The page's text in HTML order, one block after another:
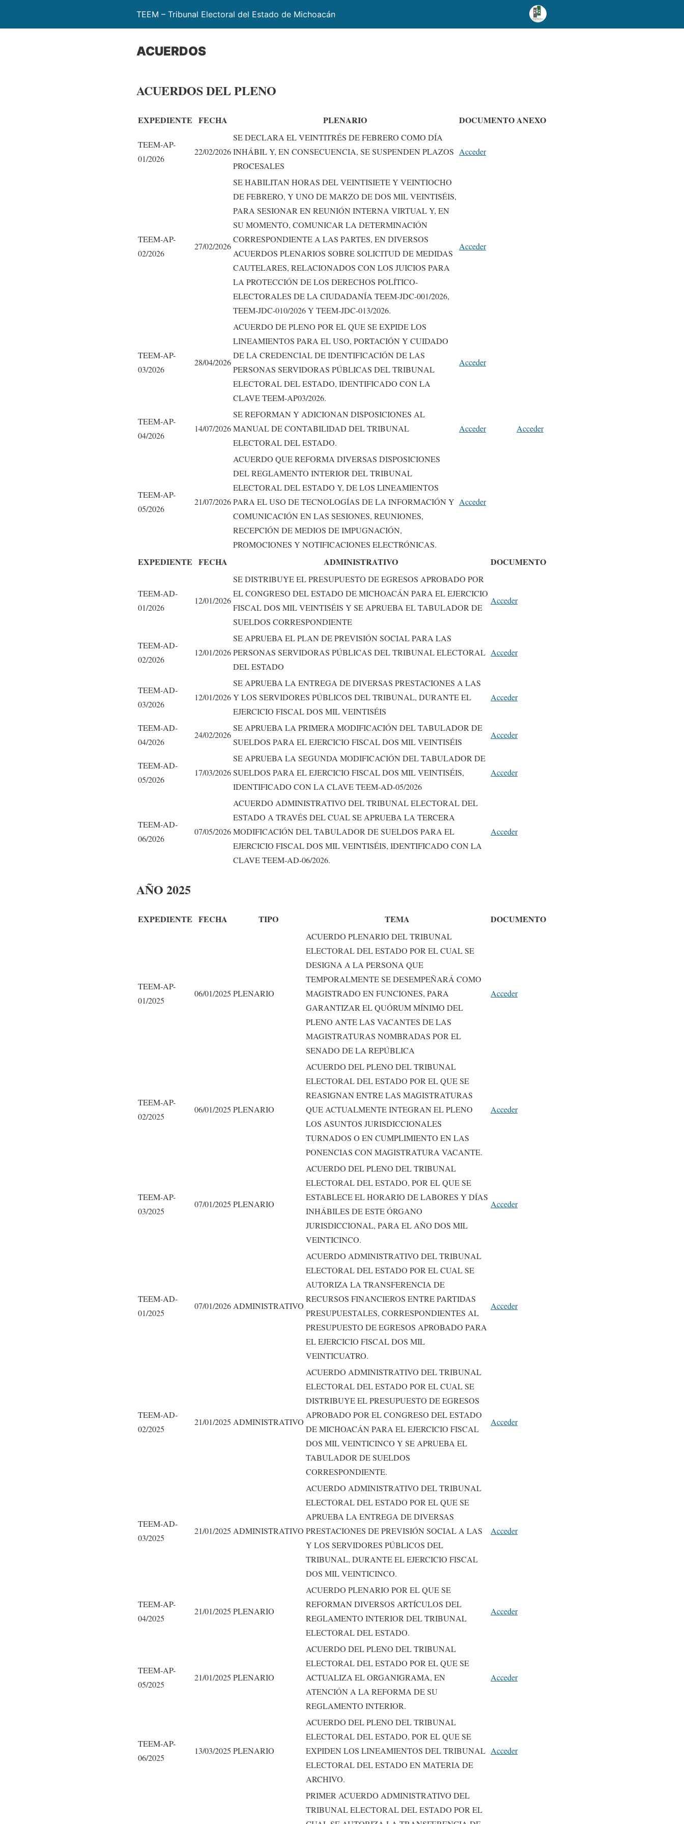
TEEM – Tribunal Electoral del Estado de Michoacán
ACUERDOS
ACUERDOS DEL PLENO
EXPEDIENTE FECHA PLENARIO DOCUMENTOANEXO
TEEM-AP-
01/2026
22/02/2026
SE DECLARA EL VEINTITRÉS DE FEBRERO COMO DÍA
INHÁBIL Y, EN CONSECUENCIA, SE SUSPENDEN PLAZOS
PROCESALES
Acceder
TEEM-AP-
02/2026
27/02/2026
SE HABILITAN HORAS DEL VEINTISIETE Y VEINTIOCHO
DE FEBRERO, Y UNO DE MARZO DE DOS MIL VEINTISÉIS,
PARA SESIONAR EN REUNIÓN INTERNA VIRTUAL Y, EN
SU MOMENTO, COMUNICAR LA DETERMINACIÓN
CORRESPONDIENTE A LAS PARTES, EN DIVERSOS
ACUERDOS PLENARIOS SOBRE SOLICITUD DE MEDIDAS
CAUTELARES, RELACIONADOS CON LOS JUICIOS PARA
LA PROTECCIÓN DE LOS DERECHOS POLÍTICO-
ELECTORALES DE LA CIUDADANÍA TEEM-JDC-001/2026,
TEEM-JDC-010/2026 Y TEEM-JDC-013/2026.
Acceder
TEEM-AP-
03/2026
28/04/2026
ACUERDO DE PLENO POR EL QUE SE EXPIDE LOS
LINEAMIENTOS PARA EL USO, PORTACIÓN Y CUIDADO
DE LA CREDENCIAL DE IDENTIFICACIÓN DE LAS
PERSONAS SERVIDORAS PÚBLICAS DEL TRIBUNAL
ELECTORAL DEL ESTADO, IDENTIFICADO CON LA
CLAVE TEEM-AP03/2026.
Acceder
TEEM-AP-
04/2026
14/07/2026
SE REFORMAN Y ADICIONAN DISPOSICIONES AL
MANUAL DE CONTABILIDAD DEL TRIBUNAL
ELECTORAL DEL ESTADO.
Acceder Acceder
TEEM-AP-
05/2026
21/07/2026
ACUERDO QUE REFORMA DIVERSAS DISPOSICIONES
DEL REGLAMENTO INTERIOR DEL TRIBUNAL
ELECTORAL DEL ESTADO Y, DE LOS LINEAMIENTOS
PARA EL USO DE TECNOLOGÍAS DE LA INFORMACIÓN Y
COMUNICACIÓN EN LAS SESIONES, REUNIONES,
RECEPCIÓN DE MEDIOS DE IMPUGNACIÓN,
PROMOCIONES Y NOTIFICACIONES ELECTRÓNICAS.
Acceder
EXPEDIENTE FECHA ADMINISTRATIVO DOCUMENTO
TEEM-AD-
01/2026
12/01/2026
SE DISTRIBUYE EL PRESUPUESTO DE EGRESOS APROBADO POR
EL CONGRESO DEL ESTADO DE MICHOACÁN PARA EL EJERCICIO
FISCAL DOS MIL VEINTISÉIS Y SE APRUEBA EL TABULADOR DE
SUELDOS CORRESPONDIENTE
Acceder
TEEM-AD-
02/2026
12/01/2026
SE APRUEBA EL PLAN DE PREVISIÓN SOCIAL PARA LAS
PERSONAS SERVIDORAS PÚBLICAS DEL TRIBUNAL ELECTORAL
DEL ESTADO
Acceder
TEEM-AD-
03/2026
12/01/2026
SE APRUEBA LA ENTREGA DE DIVERSAS PRESTACIONES A LAS
Y LOS SERVIDORES PÚBLICOS DEL TRIBUNAL, DURANTE EL
EJERCICIO FISCAL DOS MIL VEINTISÉIS
Acceder
TEEM-AD-
04/2026
24/02/2026
SE APRUEBA LA PRIMERA MODIFICACIÓN DEL TABULADOR DE
SUELDOS PARA EL EJERCICIO FISCAL DOS MIL VEINTISÉIS
Acceder
TEEM-AD-
05/2026
17/03/2026
SE APRUEBA LA SEGUNDA MODIFICACIÓN DEL TABULADOR DE
SUELDOS PARA EL EJERCICIO FISCAL DOS MIL VEINTISÉIS,
IDENTIFICADO CON LA CLAVE TEEM-AD-05/2026
Acceder
TEEM-AD-
06/2026
07/05/2026
ACUERDO ADMINISTRATIVO DEL TRIBUNAL ELECTORAL DEL
ESTADO A TRAVÉS DEL CUAL SE APRUEBA LA TERCERA
MODIFICACIÓN DEL TABULADOR DE SUELDOS PARA EL
EJERCICIO FISCAL DOS MIL VEINTISÉIS, IDENTIFICADO CON LA
CLAVE TEEM-AD-06/2026.
Acceder
AÑO 2025
EXPEDIENTE FECHA TIPO TEMA DOCUMENTO
TEEM-AP-
01/2025
06/01/2025 PLENARIO
ACUERDO PLENARIO DEL TRIBUNAL
ELECTORAL DEL ESTADO POR EL CUAL SE
DESIGNA A LA PERSONA QUE
TEMPORALMENTE SE DESEMPEÑARÁ COMO
MAGISTRADO EN FUNCIONES, PARA
GARANTIZAR EL QUÓRUM MÍNIMO DEL
PLENO ANTE LAS VACANTES DE LAS
MAGISTRATURAS NOMBRADAS POR EL
SENADO DE LA REPÚBLICA
Acceder
TEEM-AP-
02/2025
06/01/2025 PLENARIO
ACUERDO DEL PLENO DEL TRIBUNAL
ELECTORAL DEL ESTADO POR EL QUE SE
REASIGNAN ENTRE LAS MAGISTRATURAS
QUE ACTUALMENTE INTEGRAN EL PLENO
LOS ASUNTOS JURISDICCIONALES
TURNADOS O EN CUMPLIMIENTO EN LAS
PONENCIAS CON MAGISTRATURA VACANTE.
Acceder
TEEM-AP-
03/2025
07/01/2025 PLENARIO
ACUERDO DEL PLENO DEL TRIBUNAL
ELECTORAL DEL ESTADO, POR EL QUE SE
ESTABLECE EL HORARIO DE LABORES Y DÍAS
INHÁBILES DE ESTE ÓRGANO
JURISDICCIONAL, PARA EL AÑO DOS MIL
VEINTICINCO.
Acceder
TEEM-AD-
01/2025
07/01/2026 ADMINISTRATIVO
ACUERDO ADMINISTRATIVO DEL TRIBUNAL
ELECTORAL DEL ESTADO POR EL CUAL SE
AUTORIZA LA TRANSFERENCIA DE
RECURSOS FINANCIEROS ENTRE PARTIDAS
PRESUPUESTALES, CORRESPONDIENTES AL
PRESUPUESTO DE EGRESOS APROBADO PARA
EL EJERCICIO FISCAL DOS MIL
VEINTICUATRO.
Acceder
TEEM-AD-
02/2025
21/01/2025 ADMINISTRATIVO
ACUERDO ADMINISTRATIVO DEL TRIBUNAL
ELECTORAL DEL ESTADO POR EL CUAL SE
DISTRIBUYE EL PRESUPUESTO DE EGRESOS
APROBADO POR EL CONGRESO DEL ESTADO
DE MICHOACÁN PARA EL EJERCICIO FISCAL
DOS MIL VEINTICINCO Y SE APRUEBA EL
TABULADOR DE SUELDOS
CORRESPONDIENTE.
Acceder
TEEM-AD-
03/2025
21/01/2025 ADMINISTRATIVO
ACUERDO ADMINISTRATIVO DEL TRIBUNAL
ELECTORAL DEL ESTADO POR EL QUE SE
APRUEBA LA ENTREGA DE DIVERSAS
PRESTACIONES DE PREVISIÓN SOCIAL A LAS
Y LOS SERVIDORES PÚBLICOS DEL
TRIBUNAL, DURANTE EL EJERCICIO FISCAL
DOS MIL VEINTICINCO.
Acceder
TEEM-AP-
04/2025
21/01/2025 PLENARIO
ACUERDO PLENARIO POR EL QUE SE
REFORMAN DIVERSOS ARTÍCULOS DEL
REGLAMENTO INTERIOR DEL TRIBUNAL
ELECTORAL DEL ESTADO.
Acceder
TEEM-AP-
05/2025
21/01/2025 PLENARIO
ACUERDO DEL PLENO DEL TRIBUNAL
ELECTORAL DEL ESTADO POR EL QUE SE
ACTUALIZA EL ORGANIGRAMA, EN
ATENCIÓN A LA REFORMA DE SU
REGLAMENTO INTERIOR.
Acceder
TEEM-AP-
06/2025
13/03/2025 PLENARIO
ACUERDO DEL PLENO DEL TRIBUNAL
ELECTORAL DEL ESTADO, POR EL QUE SE
EXPIDEN LOS LINEAMIENTOS DEL TRIBUNAL
ELECTORAL DEL ESTADO EN MATERIA DE
ARCHIVO.
Acceder
PRIMER ACUERDO ADMINISTRATIVO DEL
TRIBUNAL ELECTORAL DEL ESTADO POR EL